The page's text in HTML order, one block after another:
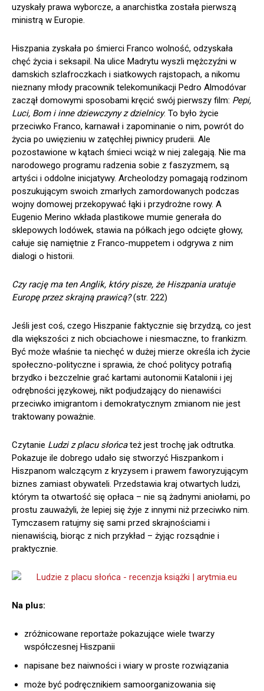
uzyskały prawa wyborcze, a anarchistka została pierwszą
ministrą w Europie.
Hiszpania zyskała po śmierci Franco wolność, odzyskała
chęć życia i seksapil. Na ulice Madrytu wyszli mężczyźni w
damskich szlafroczkach i siatkowych rajstopach, a nikomu
nieznany młody pracownik telekomunikacji Pedro Almodóvar
zaczął domowymi sposobami kręcić swój pierwszy film: Pepi,
Luci, Bom i inne dziewczyny z dzielnicy. To było życie
przeciwko Franco, karnawał i zapominanie o nim, powrót do
życia po uwięzieniu w zatęchłej piwnicy pruderii. Ale
pozostawione w kątach śmieci wciąż w niej zalegają. Nie ma
narodowego programu radzenia sobie z faszyzmem, są
artyści i oddolne inicjatywy. Archeolodzy pomagają rodzinom
poszukującym swoich zmarłych zamordowanych podczas
wojny domowej przekopywać łąki i przydrożne rowy. A
Eugenio Merino wkłada plastikowe mumie generała do
sklepowych lodówek, stawia na półkach jego odcięte głowy,
całuje się namiętnie z Franco-muppetem i odgrywa z nim
dialogi o historii.
Czy rację ma ten Anglik, który pisze, że Hiszpania uratuje
Europę przez skrajną prawicą?(str. 222)
Jeśli jest coś, czego Hiszpanie faktycznie się brzydzą, co jest
dla większości z nich obciachowe i niesmaczne, to frankizm.
Być może właśnie ta niechęć w dużej mierze określa ich życie
społeczno-polityczne i sprawia, że choć politycy potrafią
brzydko i bezczelnie grać kartami autonomii Katalonii i jej
odrębności językowej, nikt podjudzający do nienawiści
przeciwko imigrantom i demokratycznym zmianom nie jest
traktowany poważnie.
Czytanie Ludzi z placu słońcateż jest trochę jak odtrutka.
Pokazuje ile dobrego udało się stworzyć Hiszpankom i
Hiszpanom walczącym z kryzysem i prawem faworyzującym
biznes zamiast obywateli. Przedstawia kraj otwartych ludzi,
którym ta otwartość się opłaca – nie są żadnymi aniołami, po
prostu zauważyli, że lepiej się żyje z innymi niż przeciwko nim.
Tymczasem ratujmy się sami przed skrajnościami i
nienawiścią, biorąc z nich przykład – żyjąc rozsądnie i
praktycznie.
Na plus:
zróżnicowane reportaże pokazujące wiele twarzy
współczesnej Hiszpanii
napisane bez naiwności i wiary w proste rozwiązania
może być podręcznikiem samoorganizowania się